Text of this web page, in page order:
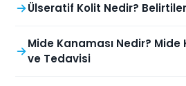
Ülseratif Kolit Nedir?
Mide Kanaması Nedir?
ve Tedavisi